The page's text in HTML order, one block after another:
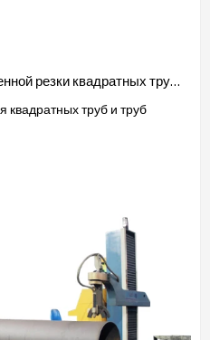
8-осевой станок для плазменной резки квадратных труб с ЧПУ
труб и труб